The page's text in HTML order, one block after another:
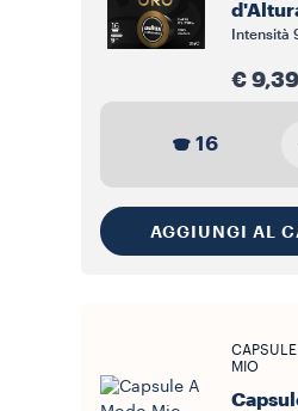
Intensità
€ 9,39
16
AGGIUNGI AL
MIO